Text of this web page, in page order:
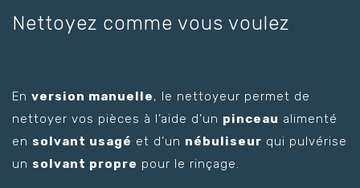
Nettoyez comme vous voulez
En version manuelle, le nettoyeur permet de
nettoyer vos pièces à l’aide d’un pinceau alimenté
en solvant usagé et d’un nébuliseur qui pulvérise
un solvant propre pour le rinçage.